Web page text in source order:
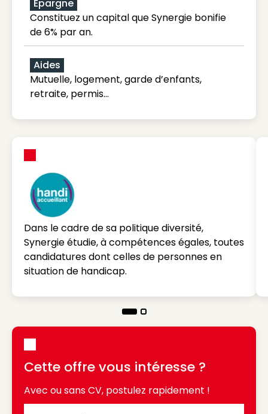
Épargne
Constituez un capital que Synergie bonifie
de 6% par an.
Aides
Mutuelle, logement, garde d’enfants,
retraite, permis…
Dans le cadre de sa politique diversité,
Synergie étudie, à compétences égales, toutes
candidatures dont celles de personnes en
situation de handicap.
Cette offre vous intéresse ?
Avec ou sans CV, postulez rapidement !